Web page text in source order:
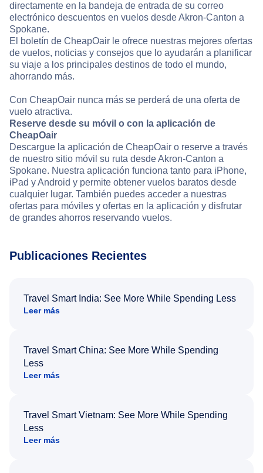
directamente en la bandeja de entrada de su correo
electrónico descuentos en vuelos desde Akron-Canton a
Spokane.
El boletín de CheapOair le ofrece nuestras mejores ofertas
de vuelos, noticias y consejos que lo ayudarán a planificar
su viaje a los principales destinos de todo el mundo,
ahorrando más.
Con CheapOair nunca más se perderá de una oferta de
vuelo atractiva.
Reserve desde su móvil o con la aplicación de
CheapOair
Descargue la aplicación de CheapOair o reserve a través
de nuestro sitio móvil su ruta desde Akron-Canton a
Spokane. Nuestra aplicación funciona tanto para iPhone,
iPad y Android y permite obtener vuelos baratos desde
cualquier lugar. También puedes acceder a nuestras
ofertas para móviles y ofertas en la aplicación y disfrutar
de grandes ahorros reservando vuelos.
Publicaciones Recientes
Travel Smart India: See More While Spending Less
Leer más
Travel Smart China: See More While Spending
Less
Leer más
Travel Smart Vietnam: See More While Spending
Less
Leer más